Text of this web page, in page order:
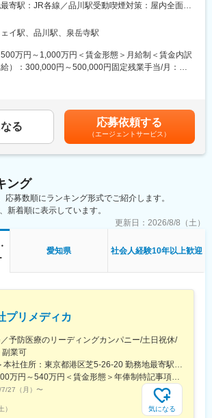
】
最長１年程度、坂戸本社（埼玉）にて研修を予定
いただける環境です◎
問（修理訪問、営業同行、巡回訪問）
問（修理訪問、営業同行、巡回訪問）
理、報告書作成、スケジュール確認
、微生物検査に使用する動物血液と血清、培地の
ら事業を開始。微生物培の原料として動物の血液が
る点に着目し、ウサギやヒツジ、ウマなど取り扱
て参りました。それまで培ってきたノウハウを基
びポリクロ等抗体受託サービスを手掛け、微生物
社の定める業務
ービスエンジニア職として、当社製品の新規据付、
せいたします。コロナ禍以降、医療や検査の意義
ニーズが増加する中での増員採用となります。社会
の価値向上意識が高く、自身の専門性を高めたい方
の新規据付
臨床検査技師）に対する機器の操作説明
。
対応はコールセンターが対応です。二次対応として
することがメインとなります。
センターで使用される臨床検査機器になります。
な知名度があるだけでなく、業務を通して顧客と
てるため、営業職など社内連携を通して、顧客の検
ーム全員で協力・分担する環境があります。
間は20時間程度
置は夕方～夜にかけて行うケースが月に数回あり
型連休など、医療機関がお休みの際に作業が集中
/休日の対応は週単位でチームで当番制で行ってお
が多くならないようにしています。また、当番や
夜間/休日勤務を行なった場合は翌日半休や代休な
寄駅：JR各線／品川駅受動喫煙対策：屋内全面禁
細2＞全国（エリア確約不可）住所：全国いずれかの
。 受動喫煙対策：敷地内喫煙可能場所あり変更の
イ駅、品川駅、泉岳寺駅
万円～1,000万円＜賃金形態＞月給制＜賃金内訳
）：300,000円～500,000円固定残業手当/月：
応じ、決定します。賃金はあくまでも目安の金額で
通じて上下する可能性があります。月給(月額)は固定
記です。
る 応募依頼する
（エージェントサービス）
ング
募数順にランキング形式でご紹介します。
新着順に表示しています。
更新日： 2026/8/8（土）
愛知県 社会人経験10年以上歓迎
プリメディカ
／予防医療のリーディングカンパニー/土日祝休/
副業可
＜勤務地詳細＞本社住所：東京都港区芝5-26-20 勤務地最寄駅：都営大江戸線／大門駅受動喫煙対策：屋内全面禁煙変更の範囲：会社の定める事業所（リモートワーク含む）
＜予定年収＞400万円～540万円＜賃金形態＞年俸制特記事項なし＜賃金内訳＞年額（基本給）：3,210,000円～4,653,360円固定残業手当/月：65,462円～112,220円（固定残業時間30時間0分/月）超過した時間外労働の残業手当は追加支給＜月額＞332,962円～500,000円（12分割）（一律手当を含む）＜昇給有無＞有＜残業手当＞有賃金はあくまでも目安の金額であり、選考を通じて上下する可能性があります。月給(月額)は固定手当を含めた表記です。
27（月） 〜
） 気になる